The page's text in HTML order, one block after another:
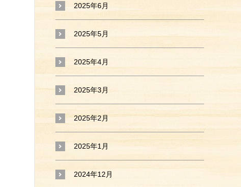
2025年6月
2025年5月
2025年4月
2025年3月
2025年2月
2025年1月
2024年12月